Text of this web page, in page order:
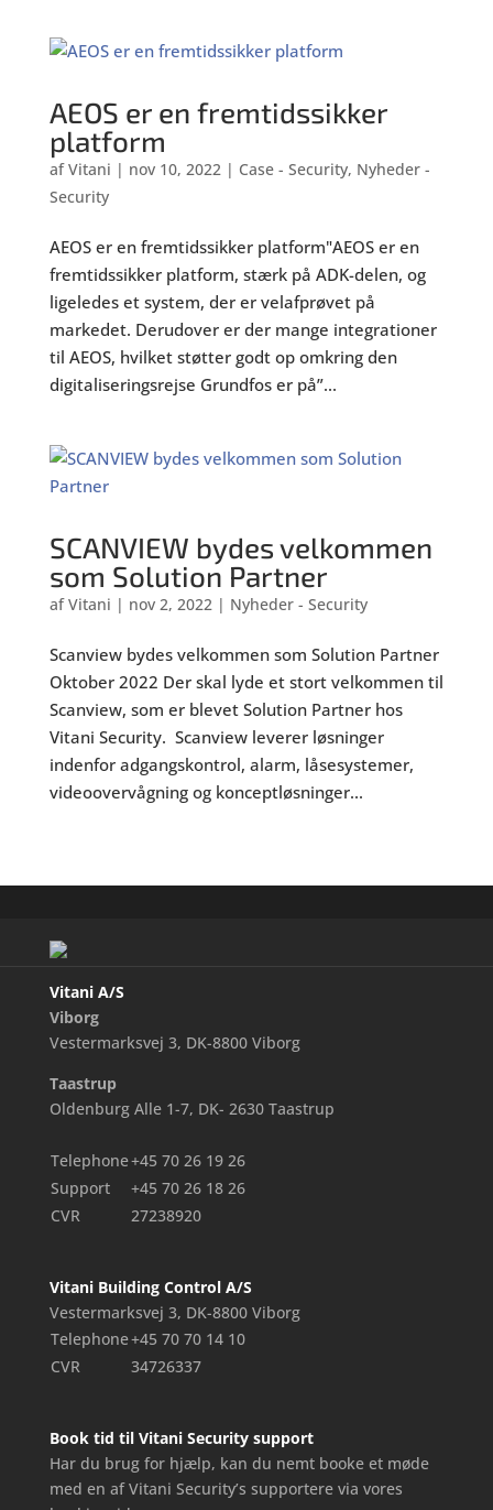
AEOS er en fremtidssikker
platform
afVitani | nov 10, 2022| Case - Security, Nyheder -
Security
AEOS er en fremtidssikker platform"AEOS er en
fremtidssikker platform, stærk på ADK-delen, og
ligeledes et system, der er velafprøvet på
markedet. Derudover er der mange integrationer
til AEOS, hvilket støtter godt op omkring den
digitaliseringsrejse Grundfos er på”...
SCANVIEW bydes velkommen
som Solution Partner
afVitani | nov 2, 2022| Nyheder - Security
Scanview bydes velkommen som Solution Partner
Oktober 2022 Der skal lyde et stort velkommen til
Scanview, som er blevet Solution Partner hos
Vitani Security. Scanview leverer løsninger
indenfor adgangskontrol, alarm, låsesystemer,
videoovervågning og konceptløsninger...
Vitani A/S
Viborg
Vestermarksvej 3, DK-8800 Viborg
Taastrup
Oldenburg Alle 1-7, DK- 2630 Taastrup
Telephone+45 70 26 19 26
Support
+45 70 26 18 26
CVR
27238920
Vitani Building Control A/S
Vestermarksvej 3, DK-8800 Viborg
Telephone+45 70 70 14 10
CVR
34726337
Book tid til Vitani Security support
Har du brug for hjælp, kan du nemt booke et møde
med en af Vitani Security’s supportere via vores